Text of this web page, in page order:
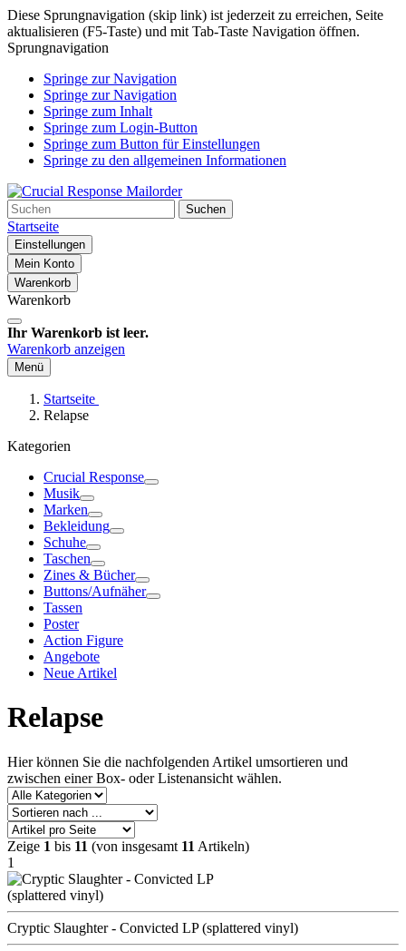
Diese Sprungnavigation (skip link) ist jederzeit zu erreichen, Seite
aktualisieren (F5-Taste) und mit Tab-Taste Navigation öffnen.
Sprungnavigation
Springe zur Navigation
Springe zur Navigation
Springe zum Inhalt
Springe zum Login-Button
Springe zum Button für Einstellungen
Springe zu den allgemeinen Informationen
Suchen
Startseite
Einstellungen
Mein Konto
Warenkorb
Warenkorb
Ihr Warenkorb ist leer.
Warenkorb anzeigen
Menü
Startseite
Relapse
Kategorien
Crucial Response
Musik
Marken
Bekleidung
Schuhe
Taschen
Zines & Bücher
Buttons/Aufnäher
Tassen
Poster
Action Figure
Angebote
Neue Artikel
Relapse
Hier können Sie die nachfolgenden Artikel umsortieren und
zwischen einer Box- oder Listenansicht wählen.
Zeige 1 bis 11 (von insgesamt 11 Artikeln)
1
Cryptic Slaughter - Convicted LP (splattered vinyl)